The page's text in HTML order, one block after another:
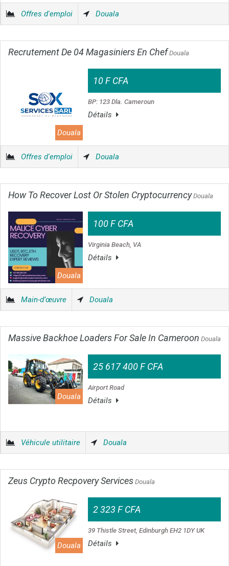
Offres d'emploi Douala
Recrutement De 04 Magasiniers En ChefDouala
Douala
10 F CFA
BP: 123 Dla. Cameroun
Détails
Offres d'emploi Douala
How To Recover Lost Or Stolen CryptocurrencyDouala
Douala
100 F CFA
Virginia Beach, VA
Détails
Main-d’œuvre Douala
Massive Backhoe Loaders For Sale In Cameroon Douala
Douala
25 617 400 F CFA
Airport Road
Détails
Véhicule utilitaire Douala
Zeus Crypto Recpovery Services Douala
Douala
2 323 F CFA
39 Thistle Street, Edinburgh EH2 1DY UK
Détails